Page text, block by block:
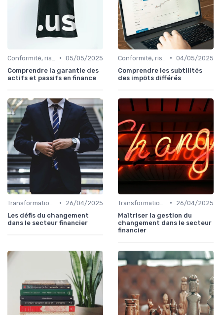
• 05/05/2025
Comprendre la garantie des
actifs et passifs en finance
• 04/05/2025
Comprendre les subtilités
des impôts différés
•
26/04/2025
Les défis du changement
dans le secteur financier
•
26/04/2025
Maîtriser la gestion du
changement dans le secteur
financier